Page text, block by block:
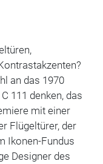
an das 1970
111 denken, das
mit einer
Flügeltürer, der
Ikonen-Fundus
Designer des